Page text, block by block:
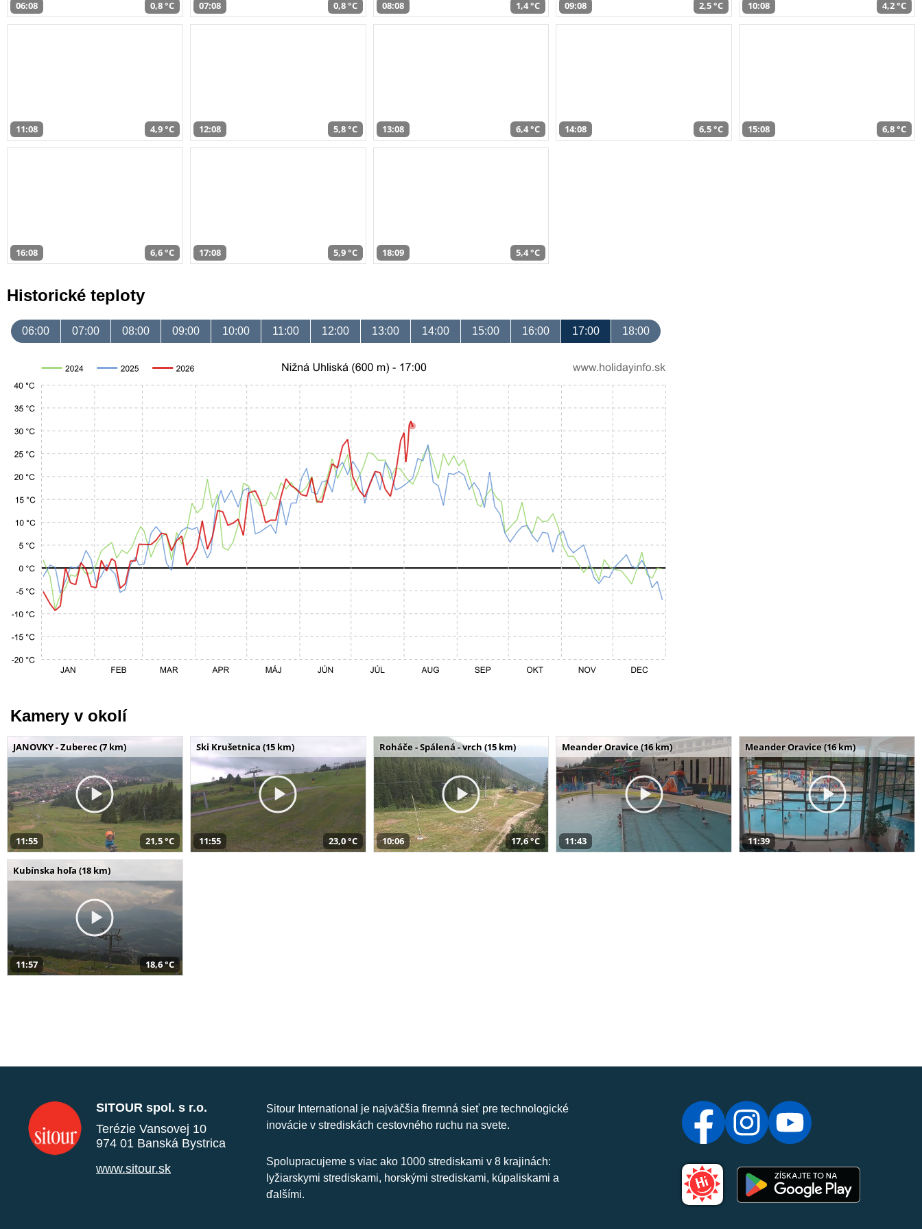
06:08 0,8 °C 07:08 0,8 °C 08:08 1,4 °C 09:08 2,5 °C 10:08 4,2 °C
11:08 4,9 °C 12:08 5,8 °C 13:08 6,4 °C 14:08 6,5 °C 15:08 6,8 °C
16:08 6,6 °C 17:08 5,9 °C 18:09 5,4 °C
Historické teploty
06:00 07:00 08:00 09:00 10:00 11:00 12:00 13:00 14:00 15:00 16:00 17:00 18:00
Kamery v okolí
JANOVKY - Zuberec (7 km)
11:55 21,5 °C
Ski Krušetnica (15 km)
11:55 23,0 °C
Roháče - Spálená - vrch (15 km)
10:06 17,6 °C
Meander Oravice (16 km)
11:43
Meander Oravice (16 km)
11:39
Kubínska hoľa (18 km)
11:57 18,6 °C
SITOUR spol. s r.o.
Terézie Vansovej 10
974 01 Banská Bystrica
www.sitour.sk
Sitour International je najväčšia firemná sieť pre technologické
inovácie v strediskách cestovného ruchu na svete.
Spolupracujeme s viac ako 1000 strediskami v 8 krajinách:
lyžiarskymi strediskami, horskými strediskami, kúpaliskami a
ďalšími.